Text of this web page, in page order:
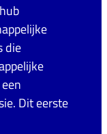
die
Dit eerste